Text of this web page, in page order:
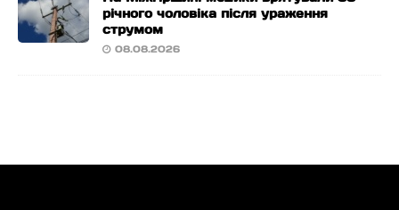
річного чоловіка після ураження
струмом
08.08.2026